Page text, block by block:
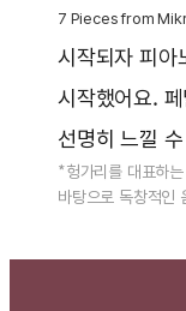
7 Pieces from
시작되자 피아
시작했어요.
선명히 느낄
*헝가리를 대표하
바탕으로 독창적인